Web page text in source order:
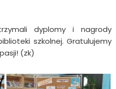
dyplomy i nagrody
szkolnej. Gratulujemy
(zk)